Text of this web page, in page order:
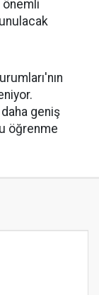
önemli
geniş
öğrenme